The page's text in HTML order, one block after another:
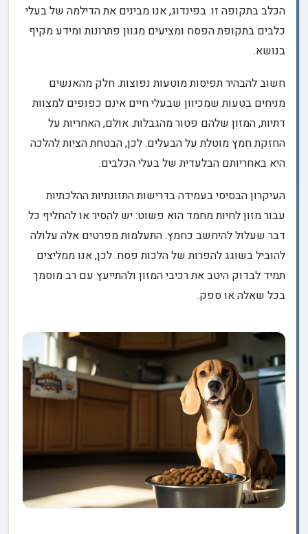
הכלב בתקופה זו. בפינדוג, אנו מבינים את הדילמה של בעלי
כלבים בתקופת הפסח ומציעים מגוון פתרונות ומידע מקיף
בנושא.
חשוב להבהיר תפיסות מוטעות נפוצות. חלק מהאנשים
מניחים בטעות שמכיוון שבעלי חיים אינם כפופים למצוות
דתיות, המזון שלהם פטור מהגבלות. אולם, האחריות על
החזקת חמץ מוטלת על הבעלים. לכן, הבטחת הציות להלכה
היא באחריותם הבלעדית של בעלי הכלבים.
העיקרון הבסיסי בעמידה בדרישות התזונתיות ההלכתיות
עבור מזון לחיות מחמד הוא פשוט: יש להסיר או להחליף כל
דבר שעלול להיחשב כחמץ. התעלמות מפרטים אלה עלולה
להוביל בשוגג להפרות של הלכות פסח. לכן, אנו ממליצים
תמיד לבדוק היטב את רכיבי המזון ולהתייעץ עם רב מוסמך
בכל שאלה או ספק.